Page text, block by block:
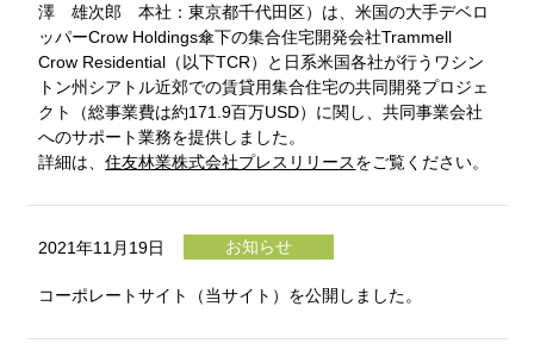
澤 雄次郎 本社：東京都千代田区）は、米国の大手デベロ
ッパーCrow Holdings傘下の集合住宅開発会社Trammell
Crow Residential（以下TCR）と日系米国各社が行うワシン
トン州シアトル近郊での賃貸用集合住宅の共同開発プロジェ
クト（総事業費は約171.9百万USD）に関し、共同事業会社
へのサポート業務を提供しました。
詳細は、住友林業株式会社プレスリリースをご覧ください。
2021年11月19日 お知らせ
コーポレートサイト（当サイト）を公開しました。